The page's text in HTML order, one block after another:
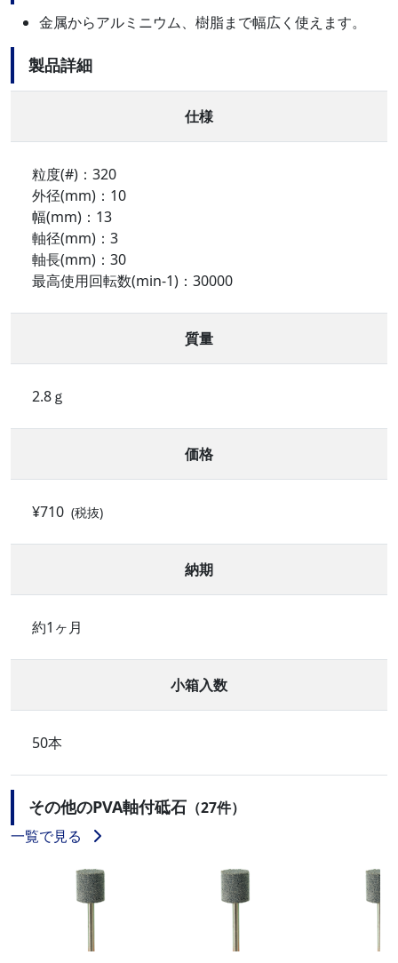
金属からアルミニウム、樹脂まで幅広く使えます。
製品詳細
仕様
粒度(#)：320
外径(mm)：10
幅(mm)：13
軸径(mm)：3
軸長(mm)：30
最高使用回転数(min-1)：30000
質量
2.8ｇ
価格
¥710 (税抜)
納期
約1ヶ月
小箱入数
50本
その他のPVA軸付砥石 （27件）
一覧で見る